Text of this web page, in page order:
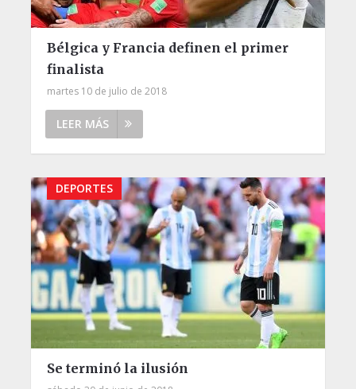
Bélgica y Francia definen el primer
finalista
martes 10 de julio de 2018
LEER MÁS
DEPORTES
Se terminó la ilusión